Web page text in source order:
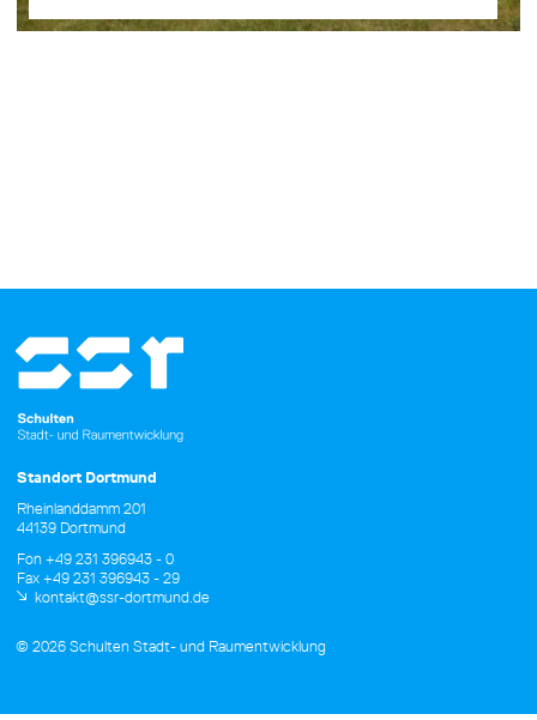
Standort Dortmund
Rheinlanddamm 201
44139 Dortmund
Fon +49 231 396943 - 0
Fax +49 231 396943 - 29
kontakt@ssr-dortmund.de
© 2026 Schulten Stadt- und Raumentwicklung